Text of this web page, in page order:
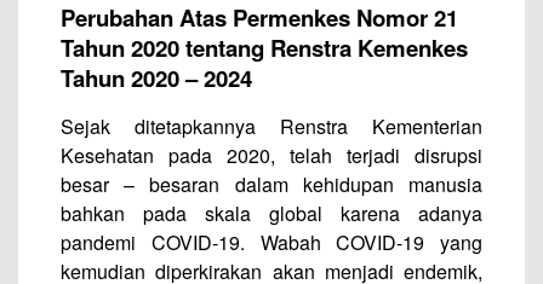
Perubahan Atas Permenkes Nomor 21
Tahun 2020 tentang Renstra Kemenkes
Tahun 2020 – 2024
Sejak ditetapkannya Renstra Kementerian
Kesehatan pada 2020, telah terjadi disrupsi
besar – besaran dalam kehidupan manusia
bahkan pada skala global karena adanya
pandemi COVID-19. Wabah COVID-19 yang
kemudian diperkirakan akan menjadi endemik,